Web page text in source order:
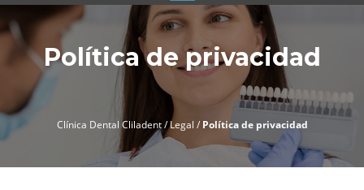
Política de privacidad
Clínica Dental Cliladent/Legal / Política de privacidad